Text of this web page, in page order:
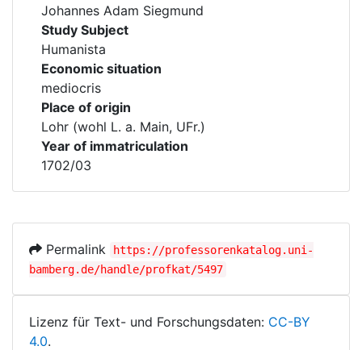
Johannes Adam Siegmund
Study Subject
Humanista
Economic situation
mediocris
Place of origin
Lohr (wohl L. a. Main, UFr.)
Year of immatriculation
1702/03
Permalink
https://professorenkatalog.uni-
bamberg.de/handle/profkat/5497
Lizenz für Text- und Forschungsdaten: CC-BY
4.0.